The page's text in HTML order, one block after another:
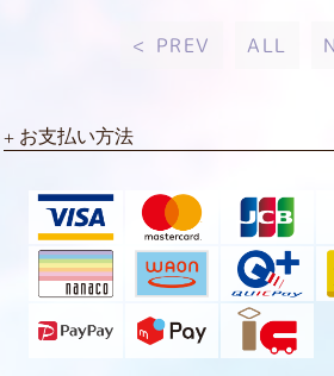
< PREV ALL
お支払い方法